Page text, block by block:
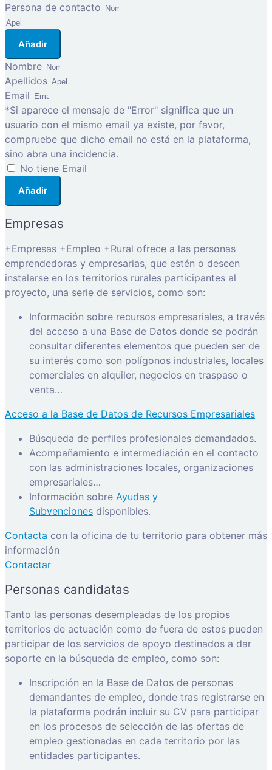
Persona de contacto
Añadir
Nombre
Apellidos
Email
*Si aparece el mensaje de "Error" significa que un
usuario con el mismo email ya existe, por favor,
compruebe que dicho email no está en la plataforma,
sino abra una incidencia.
No tiene Email
Añadir
Empresas
+Empresas +Empleo +Rural ofrece a las personas
emprendedoras y empresarias, que estén o deseen
instalarse en los territorios rurales participantes al
proyecto, una serie de servicios, como son:
Información sobre recursos empresariales, a través
del acceso a una Base de Datos donde se podrán
consultar diferentes elementos que pueden ser de
su interés como son polígonos industriales, locales
comerciales en alquiler, negocios en traspaso o
venta…
Acceso a la Base de Datos de Recursos Empresariales
Búsqueda de perfiles profesionales demandados.
Acompañamiento e intermediación en el contacto
con las administraciones locales, organizaciones
empresariales…
Información sobre Ayudas y
Subvenciones disponibles.
Contacta con la oficina de tu territorio para obtener más
información
Contactar
Personas candidatas
Tanto las personas desempleadas de los propios
territorios de actuación como de fuera de estos pueden
participar de los servicios de apoyo destinados a dar
soporte en la búsqueda de empleo, como son:
Inscripción en la Base de Datos de personas
demandantes de empleo, donde tras registrarse en
la plataforma podrán incluir su CV para participar
en los procesos de selección de las ofertas de
empleo gestionadas en cada territorio por las
entidades participantes.